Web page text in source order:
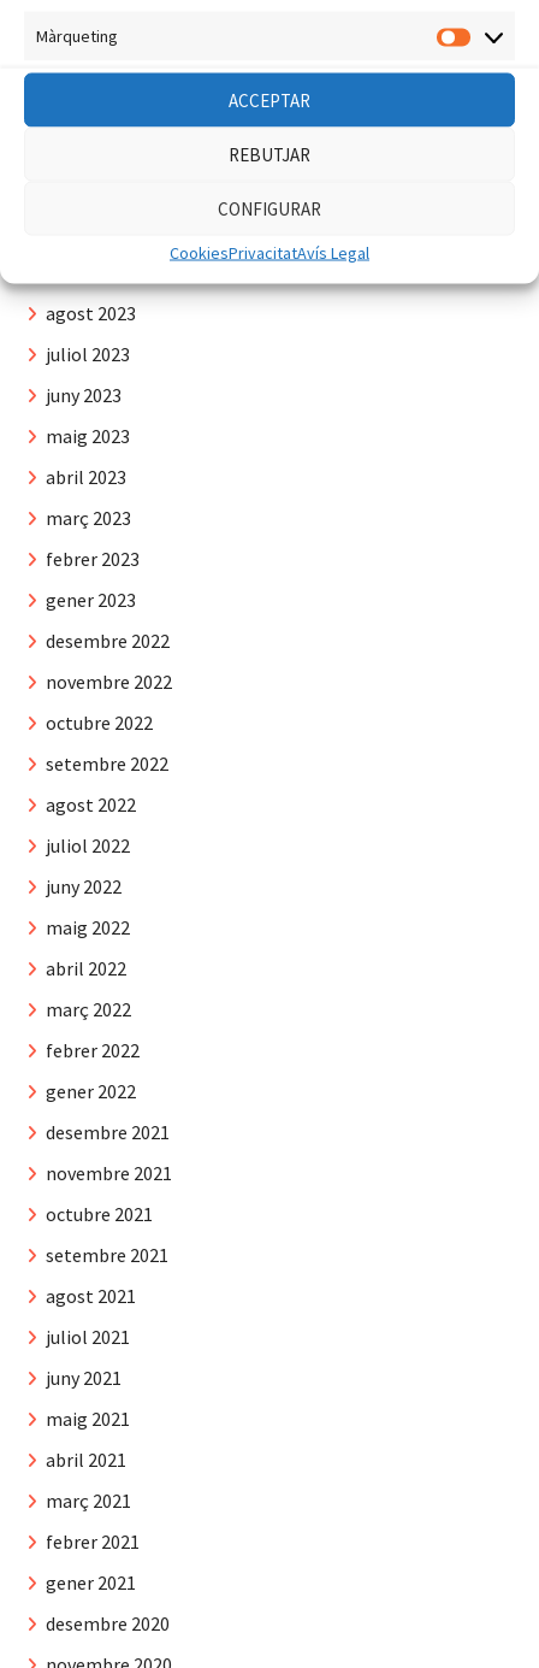
Màrqueting
ACCEPTAR
REBUTJAR
CONFIGURAR
CookiesPrivacitatAvís Legal
març 2024
febrer 2024
agost 2023
juliol 2023
juny 2023
maig 2023
abril 2023
març 2023
febrer 2023
gener 2023
desembre 2022
novembre 2022
octubre 2022
setembre 2022
agost 2022
juliol 2022
juny 2022
maig 2022
abril 2022
març 2022
febrer 2022
gener 2022
desembre 2021
novembre 2021
octubre 2021
setembre 2021
agost 2021
juliol 2021
juny 2021
maig 2021
abril 2021
març 2021
febrer 2021
gener 2021
desembre 2020